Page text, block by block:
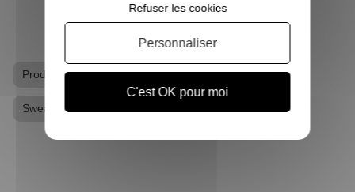
Produits dérivés Harry Potter Sweat Harry Potter
Sweat, Pull
C'est OK pour moi
Refuser les cookies
Personnaliser